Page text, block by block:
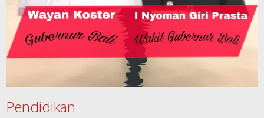
Pendidikan